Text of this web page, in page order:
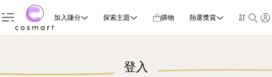
加入賺分 探索主題 購物 熱選獎賞 訂閱雜誌
登入